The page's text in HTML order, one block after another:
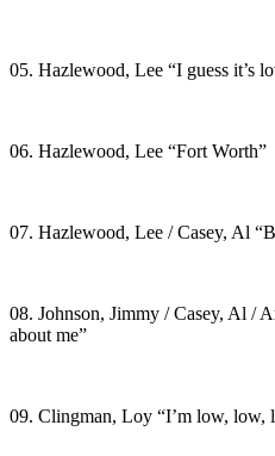
05. Hazlewood, Lee “I guess it’s
06. Hazlewood, Lee “Fort Worth”
07. Hazlewood, Lee / Casey, Al
08. Johnson, Jimmy / Casey, Al /
about me”
09. Clingman, Loy “I’m low, low,